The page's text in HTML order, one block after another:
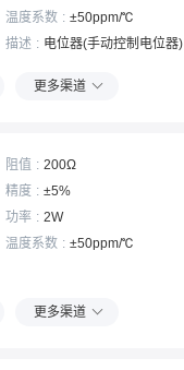
温度系数
±50ppm/℃
描述
电位器(手动控制电位器)
更多渠道
阻值
200Ω
精度
±5%
功率
2W
温度系数
±50ppm/℃
更多渠道